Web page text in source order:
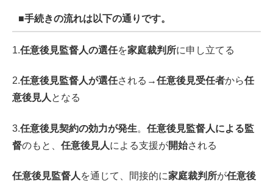
■手続きの流れは以下の通りです。
1.任意後見監督人の選任を家庭裁判所に申し立てる
2.任意後見監督人が選任される→任意後見受任者から任
意後見人 となる
3.任意後見契約の効力が発生。 任意後見監督人による監
督のもと、 任意後見人による支援が開始される
任意後見監督人 を通じて、間接的に家庭裁判所が任意後